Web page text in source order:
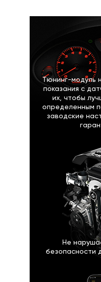
Тюнинг-модуль
показания с
их, чтобы
определенным
заводские
Не
безопасности